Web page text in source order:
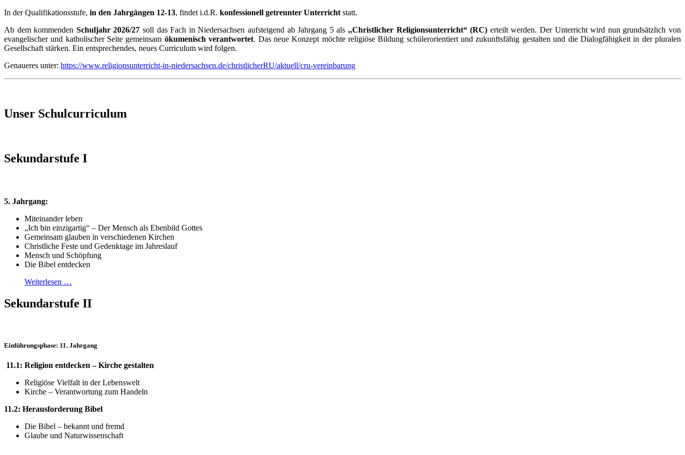
In der Qualifikationsstufe, in den Jahrgängen 12-13, findet i.d.R. konfessionell getrennter Unterricht statt.
Ab dem kommenden Schuljahr 2026/27 soll das Fach in Niedersachsen aufsteigend ab Jahrgang 5 als,,Christlicher Religionsunterricht“ (RC) erteilt werden. Der Unterricht wird nun grundsätzlich von
evangelischer und katholischer Seite gemeinsam ökumenisch verantwortet. Das neue Konzept möchte religiöse Bildung schülerorientiert und zukunftsfähig gestalten und die Dialogfähigkeit in der pluralen
Gesellschaft stärken. Ein entsprechendes, neues Curriculum wird folgen.
Genaueres unter: https://www.religionsunterricht-in-niedersachsen.de/christlicherRU/aktuell/cru-vereinbarung
Unser Schulcurriculum
Sekundarstufe I
5. Jahrgang:
Miteinander leben
„Ich bin einzigartig“ – Der Mensch als Ebenbild Gottes
Gemeinsam glauben in verschiedenen Kirchen
Christliche Feste und Gedenktage im Jahreslauf
Mensch und Schöpfung
Die Bibel entdecken
Weiterlesen …
Sekundarstufe II
Einführungsphase: 11. Jahrgang
11.1: Religion entdecken – Kirche gestalten
Religiöse Vielfalt in der Lebenswelt
Kirche – Verantwortung zum Handeln
11.2: Herausforderung Bibel
Die Bibel – bekannt und fremd
Glaube und Naturwissenschaft